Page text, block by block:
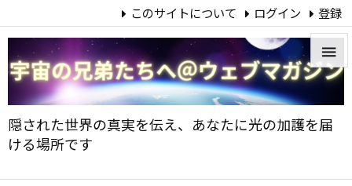
隠された世界の真実を伝え、あなたに光の加護を届
ける場所です


メニ

このサイトについて ログイン 登録